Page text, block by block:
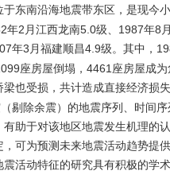
于东南沿海地震带东区，是现今
年2月江西龙南5.0级、1987年8
年3月福建顺昌4.9级。其中，
座房屋倒塌，4461座房屋成
梁也受损，共计造成直接经济损
剔除余震）的地震序列、时间序
助于对该地区地震发生机理的
可为预测未来地震活动趋势提
活动特征的研究具有积极的学术